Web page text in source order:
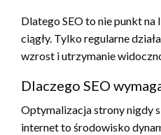
Dlatego SEO to nie punkt na
ciągły. Tylko regularne
wzrost i utrzymanie
Dlaczego SEO
Optymalizacja strony nigdy
internet to środowisko